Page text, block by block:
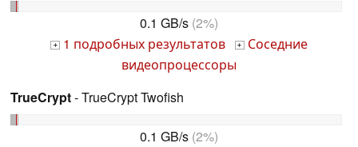
0.1 GB/s (2%)
+ 1 подробных результатов + Соседние
видеопроцессоры
TrueCrypt- TrueCrypt Twofish
0.1 GB/s (2%)